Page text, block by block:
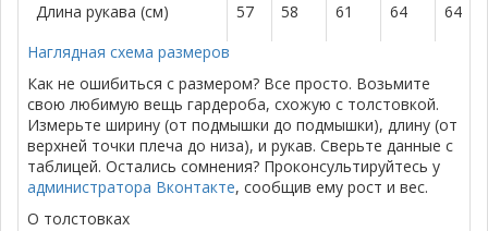
Длина рукава (см) 57 58 61 64
64
Наглядная схема размеров
Как не ошибиться с размером? Все просто. Возьмите
свою любимую вещь гардероба, схожую с толстовкой.
Измерьте ширину (от подмышки до подмышки), длину (от
верхней точки плеча до низа), и рукав. Сверьте данные с
таблицей. Остались сомнения? Проконсультируйтесь у
администратора Вконтакте, сообщив ему рост и вес.
О толстовках